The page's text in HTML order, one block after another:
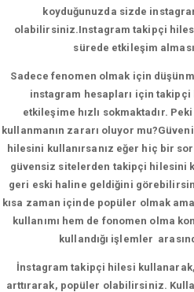
koyduğunuzda sizde
olabilirsiniz.Instagram takipçi hilesi
sürede etkileşim
Sadece fenomen olmak için
instagram hesapları için takipçi
etkileşime hızlı sokmaktadır.
kullanmanın zararı oluyor
hilesini kullanırsanız eğer hiç bir
güvensiz sitelerden takipçi hilesini
geri eski haline geldiğini
kısa zaman içinde popüler olmak
kullanımı hem de fonomen olma
kullandığı işlemler
İnstagram takipçi hilesi kullanarak,
arttırarak, popüler olabilirsiniz.